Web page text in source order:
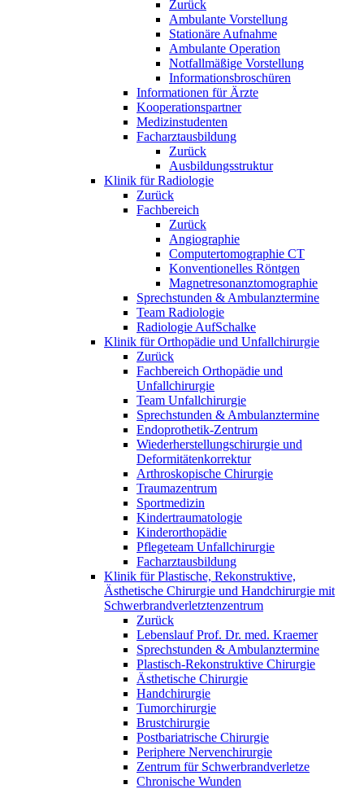
Zurück
Ambulante Vorstellung
Stationäre Aufnahme
Ambulante Operation
Notfallmäßige Vorstellung
Informationsbroschüren
Informationen für Ärzte
Kooperationspartner
Medizinstudenten
Facharztausbildung
Zurück
Ausbildungsstruktur
Klinik für Radiologie
Zurück
Fachbereich
Zurück
Angiographie
Computertomographie CT
Konventionelles Röntgen
Magnetresonanztomographie
Sprechstunden & Ambulanztermine
Team Radiologie
Radiologie AufSchalke
Klinik für Orthopädie und Unfallchirurgie
Zurück
Fachbereich Orthopädie und
Unfallchirurgie
Team Unfallchirurgie
Sprechstunden & Ambulanztermine
Endoprothetik-Zentrum
Wiederherstellungschirurgie und
Deformitätenkorrektur
Arthroskopische Chirurgie
Traumazentrum
Sportmedizin
Kindertraumatologie
Kinderorthopädie
Pflegeteam Unfallchirurgie
Facharztausbildung
Klinik für Plastische, Rekonstruktive,
Ästhetische Chirurgie und Handchirurgie mit
Schwerbrandverletztenzentrum
Zurück
Lebenslauf Prof. Dr. med. Kraemer
Sprechstunden & Ambulanztermine
Plastisch-Rekonstruktive Chirurgie
Ästhetische Chirurgie
Handchirurgie
Tumorchirurgie
Brustchirurgie
Postbariatrische Chirurgie
Periphere Nervenchirurgie
Zentrum für Schwerbrandverletze
Chronische Wunden